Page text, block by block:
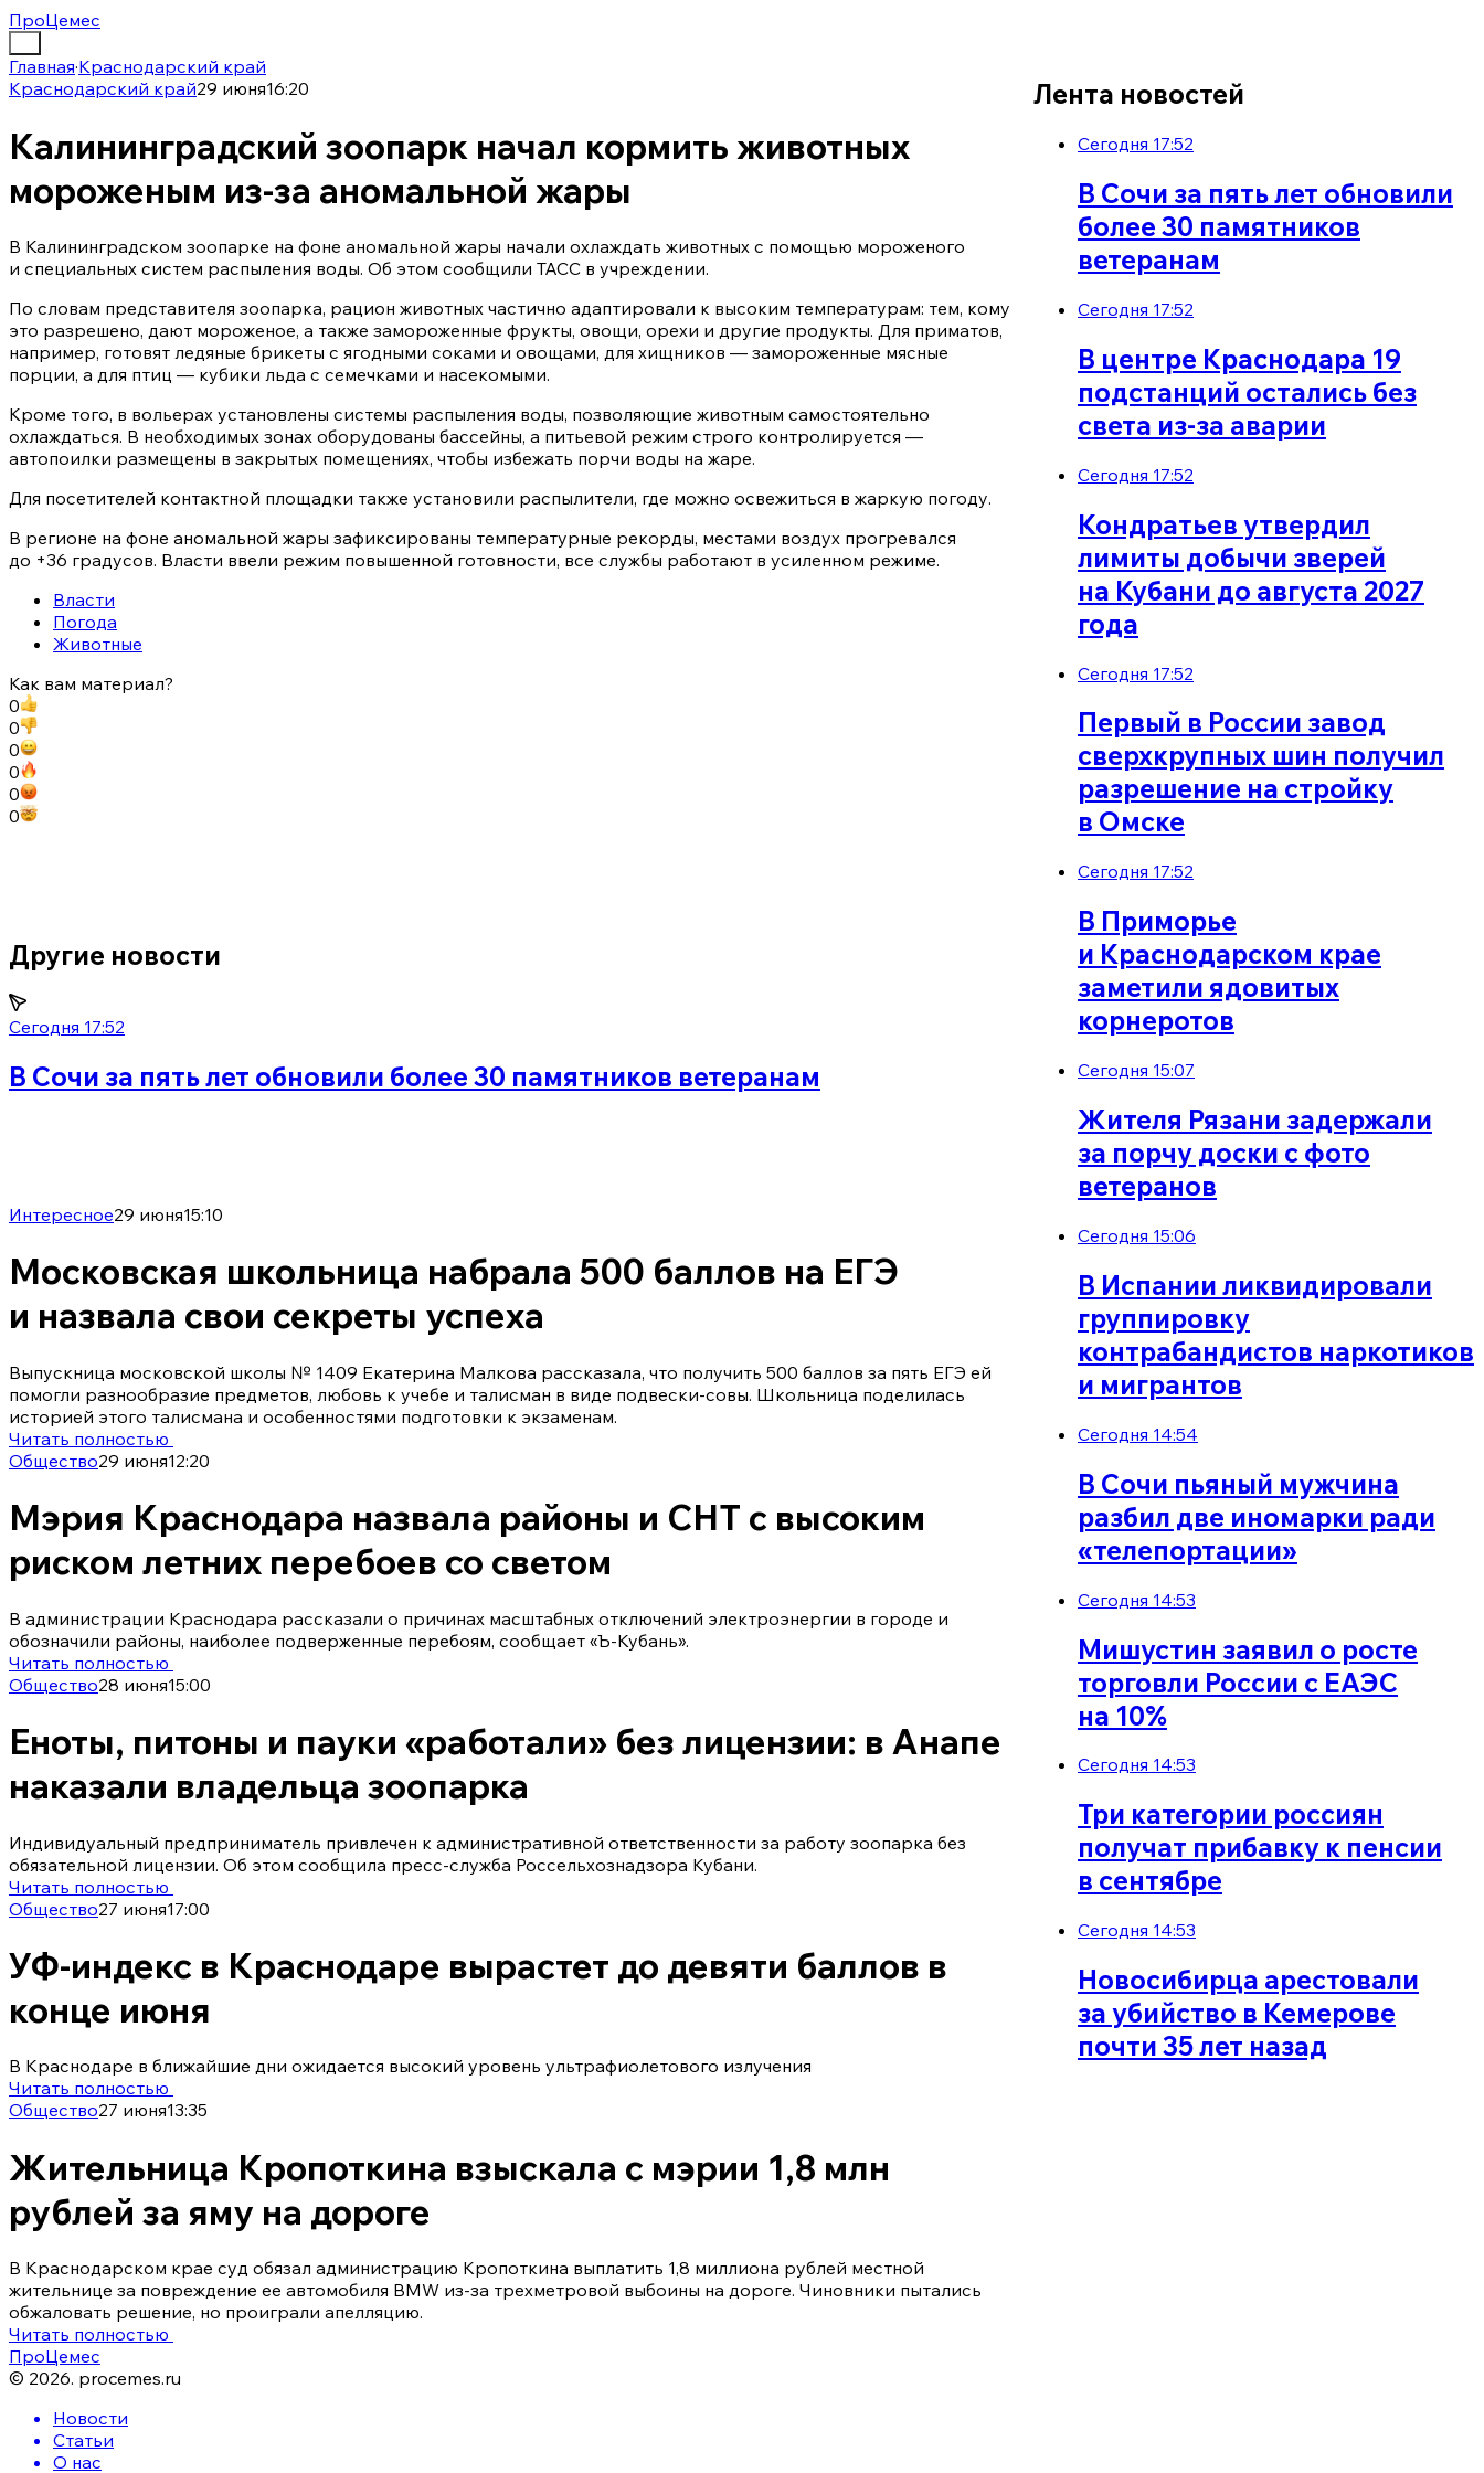
ПроЦемес
Лента новостей
Сегодня 17:52
В Сочи за пять лет обновили
более 30 памятников
ветеранам
Сегодня 17:52
В центре Краснодара 19
подстанций остались без
света из-за аварии
Сегодня 17:52
Кондратьев утвердил
лимиты добычи зверей
на Кубани до августа 2027
года
Сегодня 17:52
Первый в России завод
сверхкрупных шин получил
разрешение на стройку
в Омске
Сегодня 17:52
В Приморье
и Краснодарском крае
заметили ядовитых
корнеротов
Сегодня 15:07
Жителя Рязани задержали
за порчу доски с фото
ветеранов
Сегодня 15:06
В Испании ликвидировали
группировку
контрабандистов наркотиков
и мигрантов
Сегодня 14:54
В Сочи пьяный мужчина
разбил две иномарки ради
«телепортации»
Сегодня 14:53
Мишустин заявил о росте
торговли России с ЕАЭС
на 10%
Сегодня 14:53
Три категории россиян
получат прибавку к пенсии
в сентябре
Сегодня 14:53
Новосибирца арестовали
за убийство в Кемерове
почти 35 лет назад
Главная·Краснодарский край
Краснодарский край29 июня16:20
Калининградский зоопарк начал кормить животных
мороженым из-за аномальной жары
В Калининградском зоопарке на фоне аномальной жары начали охлаждать животных с помощью мороженого
и специальных систем распыления воды. Об этом сообщили ТАСС в учреждении.
По словам представителя зоопарка, рацион животных частично адаптировали к высоким температурам: тем, кому
это разрешено, дают мороженое, а также замороженные фрукты, овощи, орехи и другие продукты. Для приматов,
например, готовят ледяные брикеты с ягодными соками и овощами, для хищников — замороженные мясные
порции, а для птиц — кубики льда с семечками и насекомыми.
Кроме того, в вольерах установлены системы распыления воды, позволяющие животным самостоятельно
охлаждаться. В необходимых зонах оборудованы бассейны, а питьевой режим строго контролируется —
автопоилки размещены в закрытых помещениях, чтобы избежать порчи воды на жаре.
Для посетителей контактной площадки также установили распылители, где можно освежиться в жаркую погоду.
В регионе на фоне аномальной жары зафиксированы температурные рекорды, местами воздух прогревался
до +36 градусов. Власти ввели режим повышенной готовности, все службы работают в усиленном режиме.
Власти
Погода
Животные
Как вам материал?
0
0
0
0
0
0
Другие новости
Сегодня 17:52
В Сочи за пять лет обновили более 30 памятников ветеранам
Интересное29 июня15:10
Московская школьница набрала 500 баллов на ЕГЭ
и назвала свои секреты успеха
Выпускница московской школы № 1409 Екатерина Малкова рассказала, что получить 500 баллов за пять ЕГЭ ей
помогли разнообразие предметов, любовь к учебе и талисман в виде подвески-совы. Школьница поделилась
историей этого талисмана и особенностями подготовки к экзаменам.
Читать полностью
Общество29 июня12:20
Мэрия Краснодара назвала районы и СНТ с высоким
риском летних перебоев со светом
В администрации Краснодара рассказали о причинах масштабных отключений электроэнергии в городе и
обозначили районы, наиболее подверженные перебоям, сообщает «Ъ-Кубань».
Читать полностью
Общество28 июня15:00
Еноты, питоны и пауки «работали» без лицензии: в Анапе
наказали владельца зоопарка
Индивидуальный предприниматель привлечен к административной ответственности за работу зоопарка без
обязательной лицензии. Об этом сообщила пресс-служба Россельхознадзора Кубани.
Читать полностью
Общество27 июня17:00
УФ-индекс в Краснодаре вырастет до девяти баллов в
конце июня
В Краснодаре в ближайшие дни ожидается высокий уровень ультрафиолетового излучения
Читать полностью
Общество27 июня13:35
Жительница Кропоткина взыскала с мэрии 1,8 млн
рублей за яму на дороге
В Краснодарском крае суд обязал администрацию Кропоткина выплатить 1,8 миллиона рублей местной
жительнице за повреждение ее автомобиля BMW из-за трехметровой выбоины на дороге. Чиновники пытались
обжаловать решение, но проиграли апелляцию.
Читать полностью
ПроЦемес
© 2026. procemes.ru
Новости
Статьи
О нас